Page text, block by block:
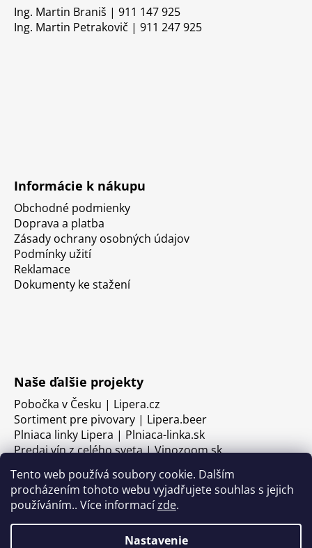
Tento web používá soubory cookie. Dalším
procházením tohoto webu vyjadřujete souhlas s jejich
používáním.. Více informacízde.
Nastavenie
Ing. Martin Braniš | 911 147 925
Ing. Martin Petrakovič | 911 247 925
Informácie k nákupu
Obchodné podmienky
Doprava a platba
Zásady ochrany osobných údajov
Podmínky užití
Reklamace
Dokumenty ke stažení
Naše ďalšie projekty
Pobočka v Česku | Lipera.cz
Sortiment pre pivovary | Lipera.beer
Plniaca linky Lipera | Plniaca-linka.sk
Predaj vín z celého sveta | Vinozoom.sk